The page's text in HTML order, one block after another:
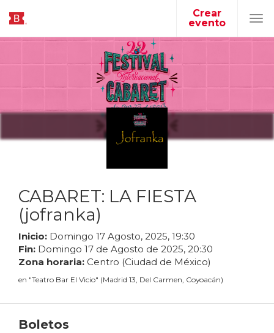
Crear
evento
CABARET: LA FIESTA
(jofranka)
Inicio: Domingo 17 Agosto, 2025, 19:30
Fin: Domingo 17 de Agosto de 2025, 20:30
Zona horaria: Centro (Ciudad de México)
en "Teatro Bar El Vicio" (Madrid 13, Del Carmen, Coyoacán)
Boletos